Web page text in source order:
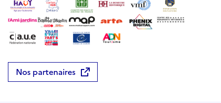
Nos partenaires